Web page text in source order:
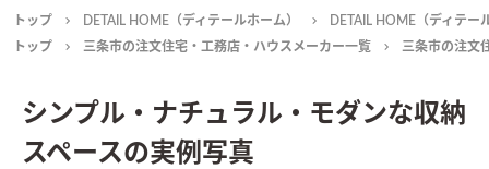
トップ DETAIL HOME（ディテールホーム）
DETAIL HOME（ディテ
トップ
三条市の注文住宅・工務店・ハウスメーカー一覧 三条市の注文
シンプル・ナチュラル・モダンな収納
スペースの実例写真